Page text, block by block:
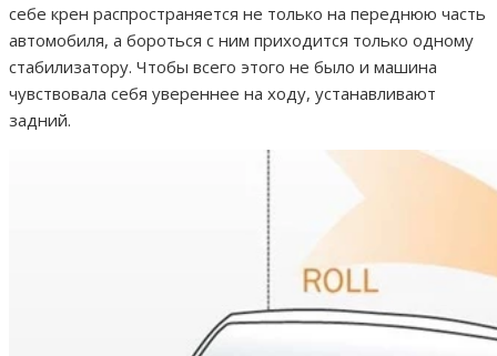
себе крен распространяется не только на переднюю часть
автомобиля, а бороться с ним приходится только одному
стабилизатору. Чтобы всего этого не было и машина
чувствовала себя увереннее на ходу, устанавливают
задний.